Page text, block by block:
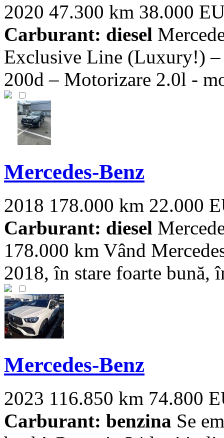
2020 47.300 km 38.000
Carburant: diesel
Exclusive Line (Luxury!)
200d – Motorizare 2.0l -
Mercedes-Benz
2018 178.000 km 22.000
Carburant: diesel
178.000 km Vând
2018, în stare foarte bună,
Mercedes-Benz
2023 116.850 km 74.800
Carburant: benzina Se